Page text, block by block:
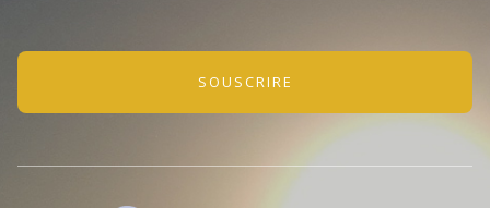
SOUSCRIRE